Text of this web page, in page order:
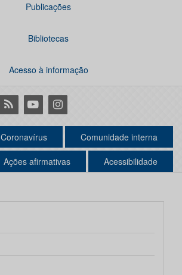
Publicações
Bibliotecas
Acesso à informação
RSS YoutubeInstagram
Coronavírus Comunidade interna
Ações afirmativas Acessibilidade